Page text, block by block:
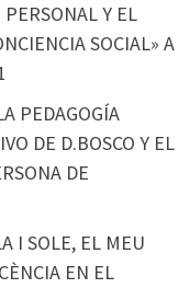
Y EL
SOCIAL» A
PEDAGOGÍA
DE D.BOSCO Y EL
DE
I SOLE, EL MEU
EN EL